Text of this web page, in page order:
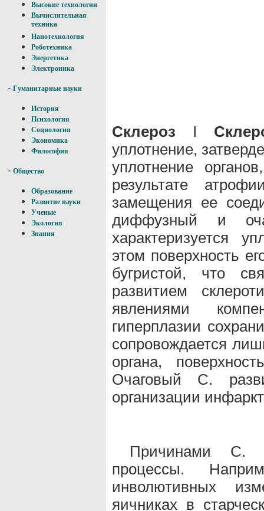
Высокие технологии
Вычислительная
техника
Нанотехнология
Роботехника
Энергетика
Электроника
- Гуманитарные науки
История
Психология
Социология
Экономика
Философия
- Общество
Образование
Развитие науки
Ученые
Экология
Знания
Склероз I
уплотнение,
уплотнение
результате
замещения ее
диффузный и
характеризуется
этом поверхность
бугристой, что
развитием
явлениями
гиперплазии
сопровождается
органа,
Очаговый С.
организации
Причинами С.
процессы.
инволютивных
яичниках в